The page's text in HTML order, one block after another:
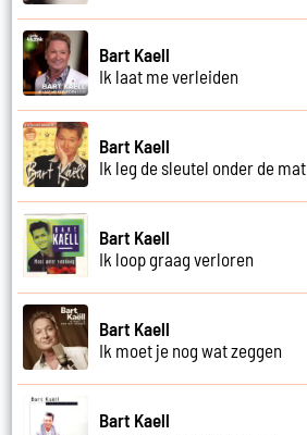
Bart Kaell
Ik laat me verleiden
Bart Kaell
Ik leg de sleutel onder de mat
Bart Kaell
Ik loop graag verloren
Bart Kaell
Ik moet je nog wat zeggen
Bart Kaell